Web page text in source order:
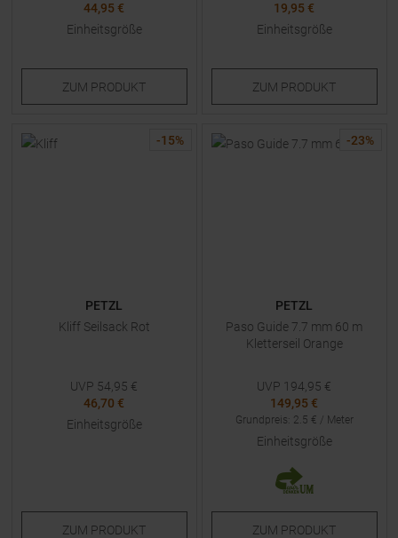
44,95 €
Einheitsgröße
ZUM PRODUKT
19,95 €
Einheitsgröße
ZUM PRODUKT
-15%
PETZL
Kliff Seilsack Rot
UVP 54,95 €
46,70 €
Einheitsgröße
ZUM PRODUKT
-23%
PETZL
Paso Guide 7.7 mm 60 m
Kletterseil Orange
UVP 194,95 €
149,95 €
Grundpreis: 2.5 € / Meter
Einheitsgröße
ZUM PRODUKT